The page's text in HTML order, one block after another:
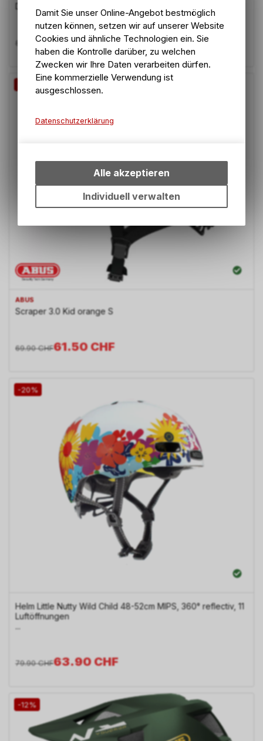
Dime FS Helmet, matte bright red
51.90 CHF
59.00 CHF
ABUS
Scraper 3.0 Kid orange S
61.50CHF
69.90 CHF
-20%
Helm Little Nutty Wild Child 48-52cm MIPS, 360° reflectiv, 11
Luftöffnungen
...
63.90CHF
79.90 CHF
-12%
Damit Sie unser Online-Angebot bestmöglich
nutzen können, setzen wir auf unserer Website
Cookies und ähnliche Technologien ein. Sie
haben die Kontrolle darüber, zu welchen
Zwecken wir Ihre Daten verarbeiten dürfen.
Eine kommerzielle Verwendung ist
ausgeschlossen.
Datenschutzerklärung
bestimmte Interaktionen und
Einstellungen auf Ihrem Gerät,
um die grundlegenden
Funktionen unseres Online-
Verwendung des Warenkorbs,
zu ermöglichen. Bitte beachten
Sie, dass die gespeicherten
Daten keinerlei Rückschlüsse
auf Ihre persönlichen
Alle akzeptieren
Individuell verwalten